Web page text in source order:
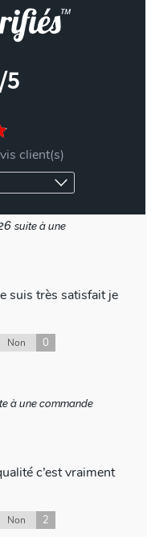
/5
client(s)
suite à une
suis très satisfait je
Non 0
à une commande
c’est vraiment
Non 2